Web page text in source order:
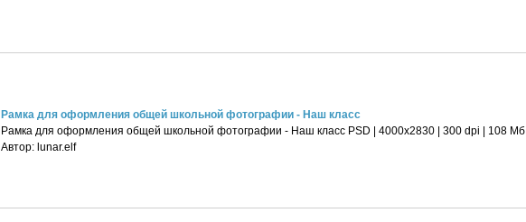
Рамка для оформления общей школьной фотографии - Наш класс
Рамка для оформления общей школьной фотографии - Наш класс PSD | 4000x2830 | 300 dpi | 108 Мб
Автор: lunar.elf